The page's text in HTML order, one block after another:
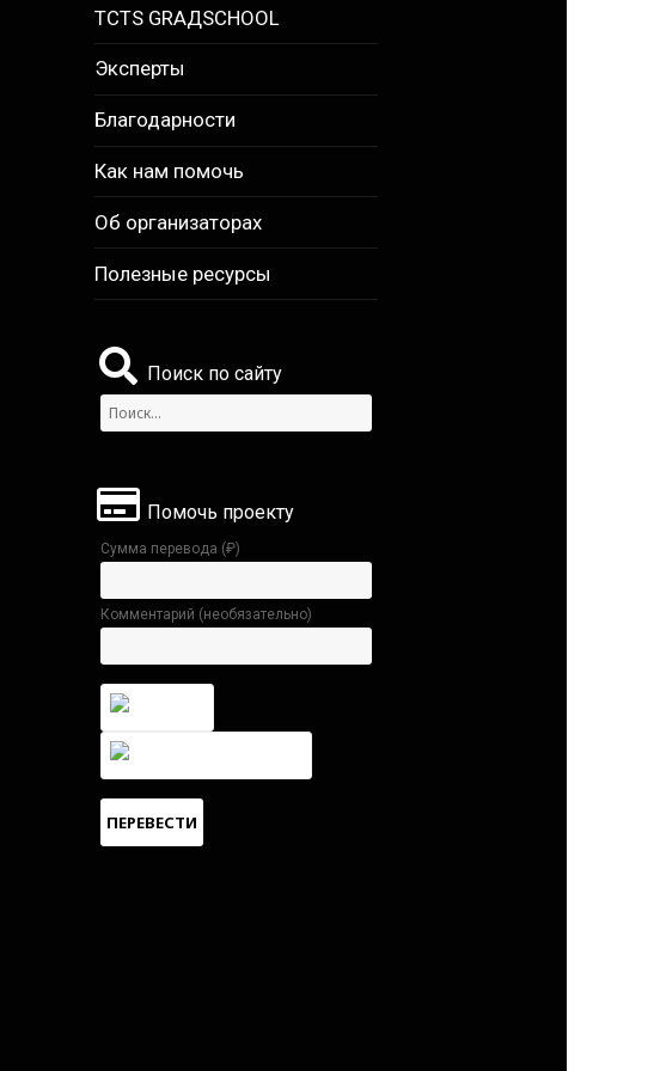
TCTS GRАДSCHOOL
Эксперты
Благодарности
Как нам помочь
Об организаторах
Полезные ресурсы
Поиск по сайту
Найти:
Помочь проекту
Сумма перевода (₽)
Комментарий (необязательно)